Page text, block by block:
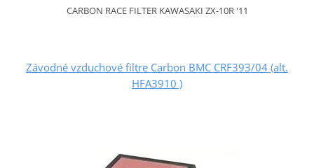
CARBON RACE FILTER KAWASAKI ZX-10R '11
Závodné vzduchové filtre Carbon BMC CRF393/04 (alt.
HFA3910 )